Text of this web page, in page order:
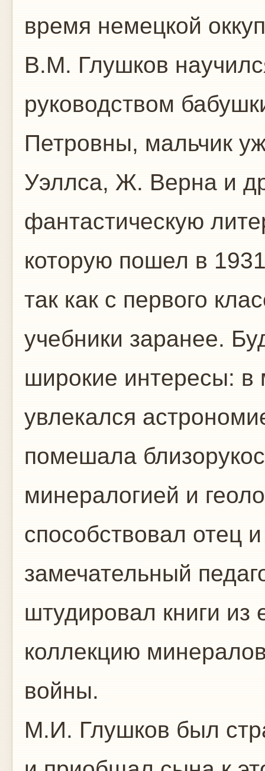
время немецкой
В.М. Глушков
руководством
Петровны, мальчик
Уэллса, Ж. Верна и
фантастическую
которую пошел в
так как с первого
учебники заранее.
широкие интересы: в
увлекался
помешала
минералогией и
способствовал отец
замечательный
штудировал книги из
коллекцию
войны.
М.И. Глушков был